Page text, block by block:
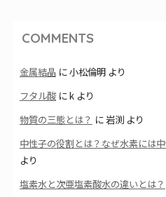
COMMENTS
金属結晶に小松倫明より
フタル酸にkより
物質の三態とは？ に岩渕より
中性子の役割とは？なぜ水素には
より
塩素水と次亜塩素酸水の違いとは？